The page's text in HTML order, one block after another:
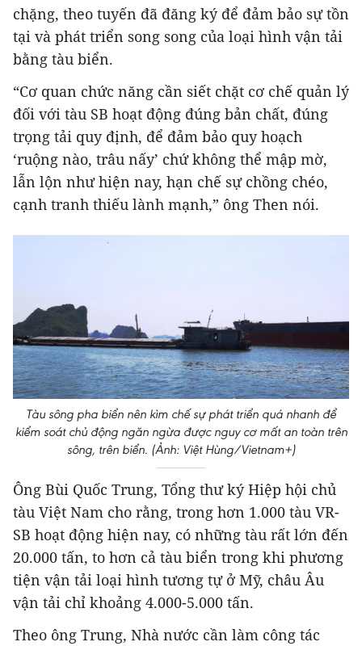
chặng, theo tuyến đã đăng ký để đảm bảo sự tồn
tại và phát triển song song của loại hình vận tải
bằng tàu biển.
“Cơ quan chức năng cần siết chặt cơ chế quản lý
đối với tàu SB hoạt động đúng bản chất, đúng
trọng tải quy định, để đảm bảo quy hoạch
‘ruộng nào, trâu nấy’ chứ không thể mập mờ,
lẫn lộn như hiện nay, hạn chế sự chồng chéo,
cạnh tranh thiếu lành mạnh,” ông Then nói.
Tàu sông pha biển nên kìm chế sự phát triển quá nhanh để
kiểm soát chủ động ngăn ngừa được nguy cơ mất an toàn trên
sông, trên biển. (Ảnh: Việt Hùng/Vietnam+)
Ông Bùi Quốc Trung, Tổng thư ký Hiệp hội chủ
tàu Việt Nam cho rằng, trong hơn 1.000 tàu VR-
SB hoạt động hiện nay, có những tàu rất lớn đến
20.000 tấn, to hơn cả tàu biển trong khi phương
tiện vận tải loại hình tương tự ở Mỹ, châu Âu
vận tải chỉ khoảng 4.000-5.000 tấn.
Theo ông Trung, Nhà nước cần làm công tác